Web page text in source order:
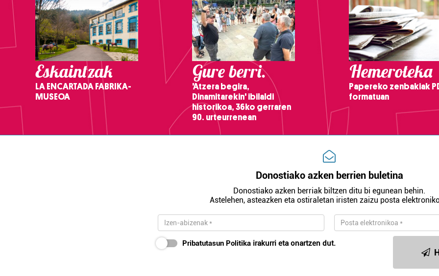
Eskaintzak
LA ENCARTADA FABRIKA-
MUSEOA
Gure berri.
'Atzera begira,
Dinamitarekin' ibilaldi
historikoa, 36ko gerraren
90. urteurrenean
Hemeroteka
Papereko zenbakiak
formatuan
Donostiako azken berrien buletina
Donostiako azken berriak biltzen ditu bi egunean behin.
Astelehen, asteazken eta ostiraletan iristen zaizu posta
Pribatutasun Politika irakurri eta onartzen dut.